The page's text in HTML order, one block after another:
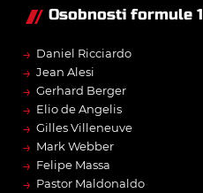
Osobnosti formule 1
→ Daniel Ricciardo
→ Jean Alesi
→ Gerhard Berger
→ Elio de Angelis
→ Gilles Villeneuve
→ Mark Webber
→ Felipe Massa
→ Pastor Maldonaldo